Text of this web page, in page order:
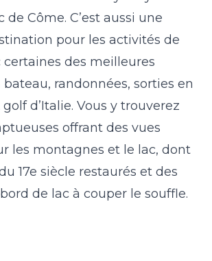
de Côme. C’est aussi une
pour les activités de
certaines des meilleures
randonnées, sorties en
d’Italie. Vous y trouverez
offrant des vues
les montagnes et le lac, dont
17e siècle restaurés et des
de lac à couper le souffle.